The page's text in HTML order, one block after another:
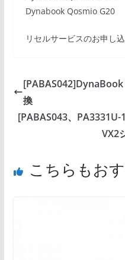
Dynabook Qosmio G20
リセルサービスのお申し
換
[PABAS043、PA3331U-
VX2
こちらもお